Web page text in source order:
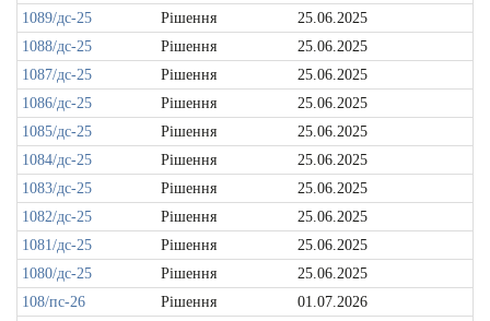
1089/дс-25
Рішення
25.06.2025
1088/дс-25
Рішення
25.06.2025
1087/дс-25
Рішення
25.06.2025
1086/дс-25
Рішення
25.06.2025
1085/дс-25
Рішення
25.06.2025
1084/дс-25
Рішення
25.06.2025
1083/дс-25
Рішення
25.06.2025
1082/дс-25
Рішення
25.06.2025
1081/дс-25
Рішення
25.06.2025
1080/дс-25
Рішення
25.06.2025
108/пс-26
Рішення
01.07.2026